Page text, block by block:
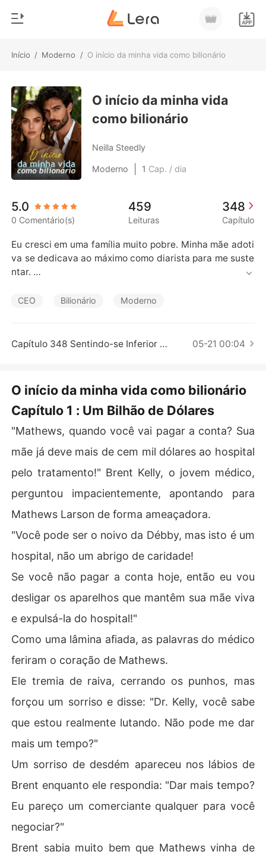
Início / Moderno / O início da minha vida como bilionário
Loja
Histórico
Sair
Baixar App
Gênero
Moderno
Lobisomem
Contos
Bilionários
Contos Curtos
O início da minha vida
como bilionário
Neilla Steedly
Moderno 1 Cap. / dia
5.0
0 Comentário(s)
459
Leituras
348
Capítulo
Eu cresci em uma família muito pobre. Minha mãe adoti
va se dedicava ao máximo como diarista para me suste
ntar.
Para sair da pobreza, estudei muito e consegui entrar e
Mas, não muito tempo depois, minha mãe adotiva ficou
Tentei pedir dinheiro emprestado, mas em vez disso, só
Eu odiava minha vida. Por que eu era tão incompetent
Quando estava no meu ponto mais desesperador, de re
"Senhor Larson, você recebeu $1, 000, 000, 000 em su
Fiquei pasmo. Um bilhão de dólares? Isso só pode ser u
Mas então, de repente, um homem estranho me ligou.
"Mathews, quer saber como sua mãe biológica morreu?
Gaste um bilhão de dólares dentro do mês para descob
rir a verdade sobre minha mãe e eu lhe contarei tudo!"
CEO Bilionário Moderno
Capítulo 348 Sentindo-se Inferior como Senhora 05-21 00:04
O início da minha vida como bilionário
Capítulo 1 : Um Bilhão de Dólares
"Mathews, quando você vai pagar a conta? Sua
mãe já deve mais de cem mil dólares ao hospital
pelo tratamento!" Brent Kelly, o jovem médico,
perguntou impacientemente, apontando para
Mathews Larson de forma ameaçadora.
"Você pode ser o noivo da Débby, mas isto é um
hospital, não um abrigo de caridade!
Se você não pagar a conta hoje, então eu vou
desligar os aparelhos que mantêm sua mãe viva
e expulsá-la do hospital!"
Como uma lâmina afiada, as palavras do médico
feriram o coração de Mathews.
Ele tremia de raiva, cerrando os punhos, mas
forçou um sorriso e disse: "Dr. Kelly, você sabe
que estou realmente lutando. Não pode me dar
mais um tempo?"
Um sorriso de desdém apareceu nos lábios de
Brent enquanto ele respondia: "Dar mais tempo?
Eu pareço um comerciante qualquer para você
negociar?"
Brent sabia muito bem que Mathews vinha de